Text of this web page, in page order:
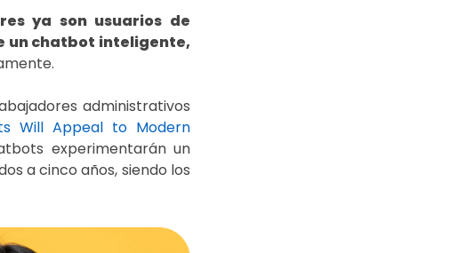
ya son usuarios de
un chatbot inteligente,
administrativos
Will Appeal to Modern
experimentarán un
a cinco años, siendo los